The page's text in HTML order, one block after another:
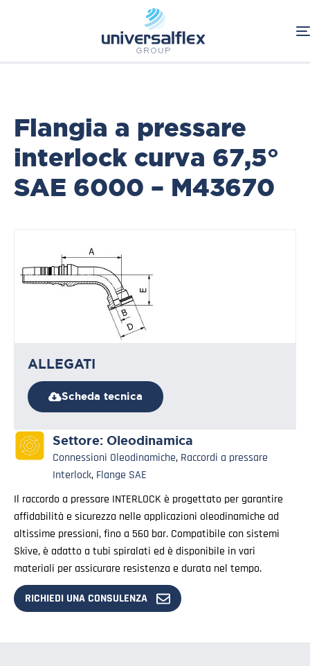
Connessioni Oleodinamiche
Raccordi a pressare Interlock
Flange SAE
Flangia a pressare
interlock curva 67,5°
SAE 6000 – M43670
ALLEGATI
Scheda tecnica
Settore: Oleodinamica
Connessioni Oleodinamiche, Raccordi a pressare
Interlock, Flange SAE
Il raccordo a pressare INTERLOCK è progettato per garantire
affidabilità e sicurezza nelle applicazioni oleodinamiche ad
altissime pressioni, fino a 560 bar. Compatibile con sistemi
Skive, è adatto a tubi spiralati ed è disponibile in vari
materiali per assicurare resistenza e durata nel tempo.
RICHIEDI UNA CONSULENZA